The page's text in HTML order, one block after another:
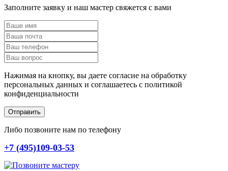
Заполните заявку и наш мастер свяжется с вами
Нажимая на кнопку, вы даете согласие на обработку
персональных данных и соглашаетесь c политикой
конфиденциальности
Отправить
Либо позвоните нам по телефону
+7 (495)109-03-53